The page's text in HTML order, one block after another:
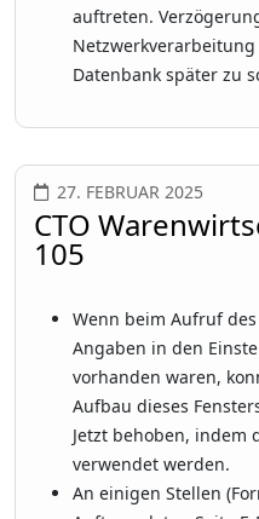
auftreten.
Datenbank später zu
27. FEBRUAR 2025
CTO
105
Wenn beim Aufruf
Angaben in den
vorhanden waren,
Aufbau dieses
Jetzt behoben, indem
verwendet werden.
An einigen Stellen